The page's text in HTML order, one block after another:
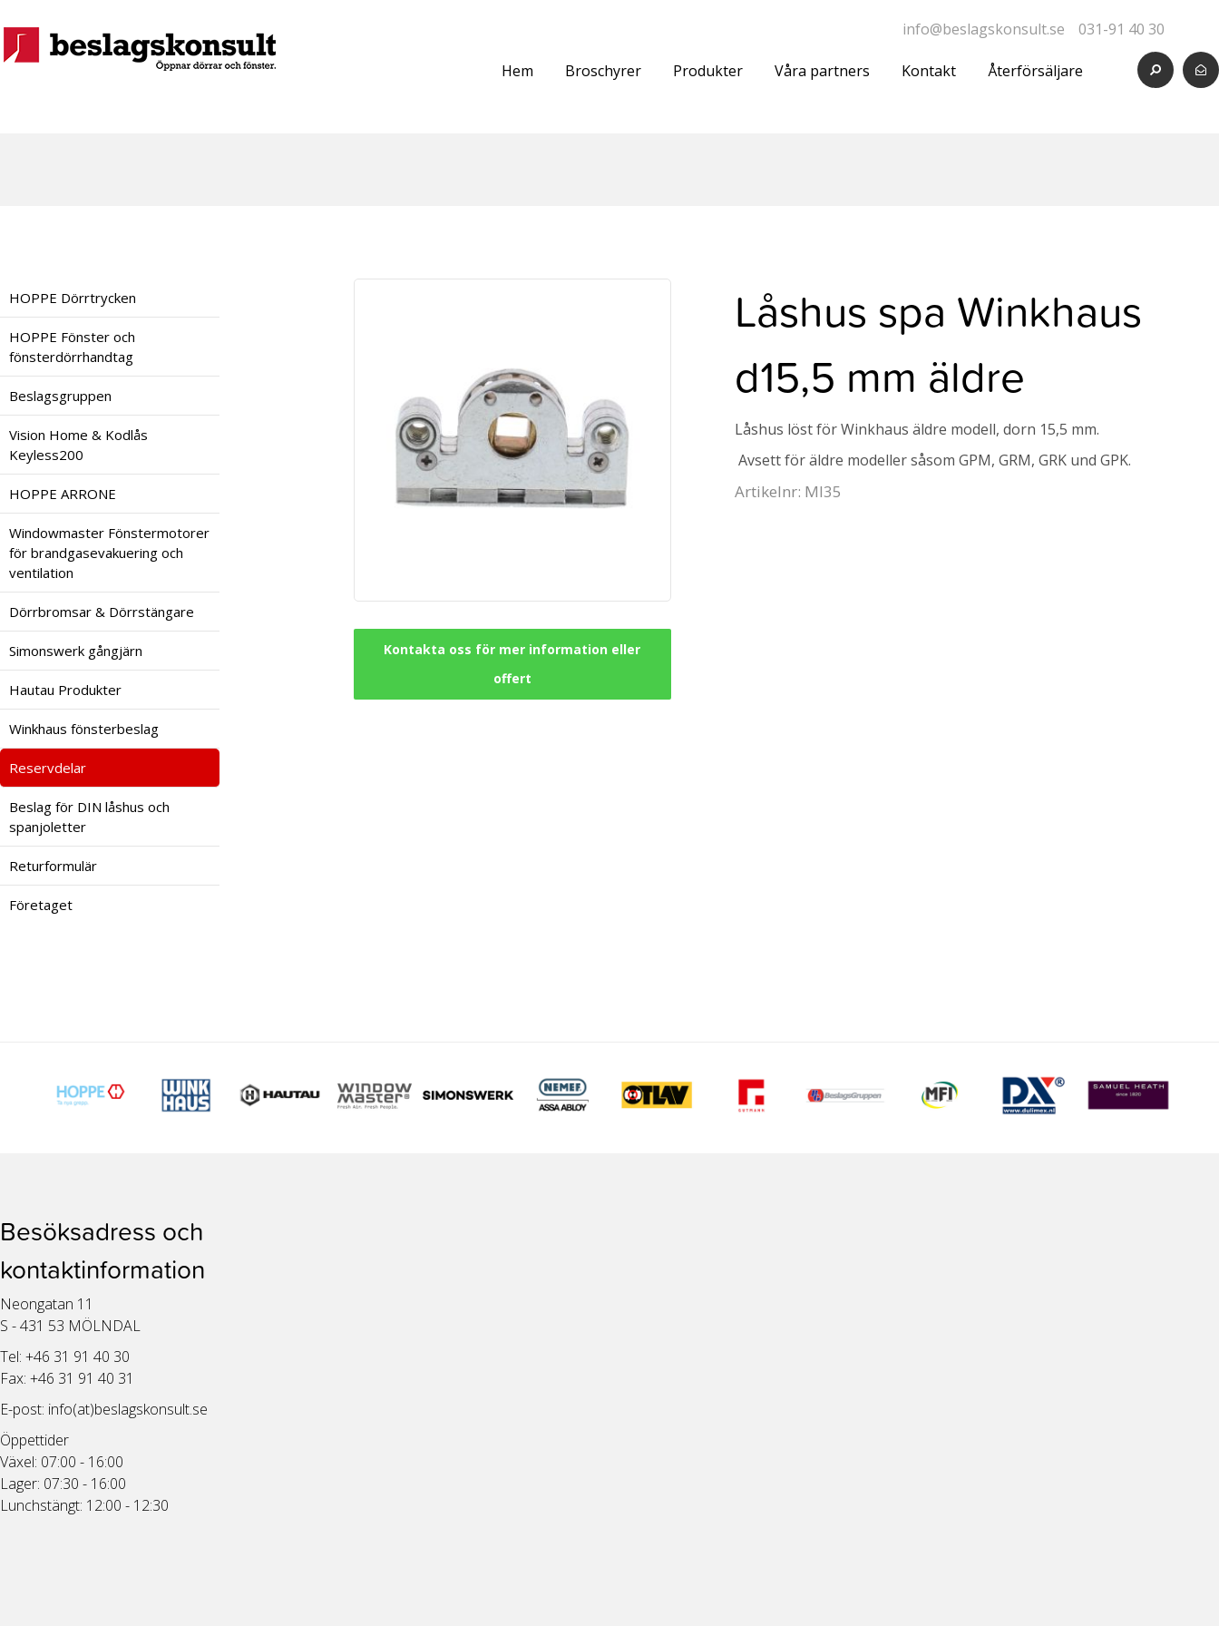
info@beslagskonsult.se 031-91 40 30
Hem Broschyrer Produkter Våra partners Kontakt Återförsäljare
HOPPE Dörrtrycken
HOPPE Fönster och
fönsterdörrhandtag
Beslagsgruppen
Vision Home & Kodlås
Keyless200
HOPPE ARRONE
Windowmaster Fönstermotorer
för brandgasevakuering och
ventilation
Dörrbromsar & Dörrstängare
Simonswerk gångjärn
Hautau Produkter
Winkhaus fönsterbeslag
Reservdelar
Beslag för DIN låshus och
spanjoletter
Returformulär
Företaget
Kontakta oss för mer information eller
offert
Låshus spa Winkhaus
d15,5 mm äldre
Låshus löst för Winkhaus äldre modell, dorn 15,5 mm.
Avsett för äldre modeller såsom GPM, GRM, GRK und GPK.
Artikelnr: MI35
Besöksadress och
kontaktinformation
Neongatan 11
S - 431 53 MÖLNDAL
Tel: +46 31 91 40 30
Fax: +46 31 91 40 31
E-post: info(at)beslagskonsult.se
Öppettider
Växel: 07:00 - 16:00
Lager: 07:30 - 16:00
Lunchstängt: 12:00 - 12:30